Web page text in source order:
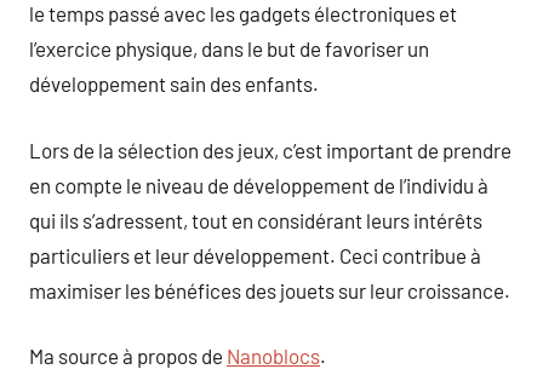
le temps passé avec les gadgets électroniques et
l’exercice physique, dans le but de favoriser un
développement sain des enfants.
Lors de la sélection des jeux, c’est important de prendre
en compte le niveau de développement de l’individu à
qui ils s’adressent, tout en considérant leurs intérêts
particuliers et leur développement. Ceci contribue à
maximiser les bénéfices des jouets sur leur croissance.
Ma source à propos de Nanoblocs.